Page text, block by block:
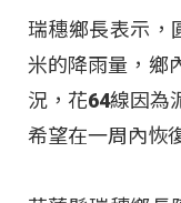
瑞穗鄉長表示，
米的降雨量，鄉
況，花64線因為
希望在一周內恢